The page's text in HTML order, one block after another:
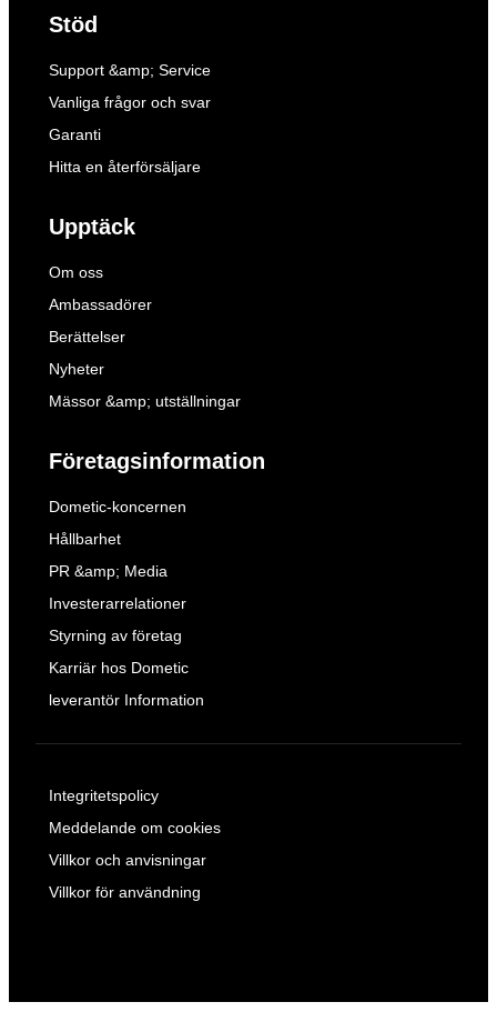
Stöd
Support &amp; Service
Vanliga frågor och svar
Garanti
Hitta en återförsäljare
Upptäck
Om oss
Ambassadörer
Berättelser
Nyheter
Mässor &amp; utställningar
Företagsinformation
Dometic-koncernen
Hållbarhet
PR &amp; Media
Investerarrelationer
Styrning av företag
Karriär hos Dometic
leverantör Information
Integritetspolicy
Meddelande om cookies
Villkor och anvisningar
Villkor för användning